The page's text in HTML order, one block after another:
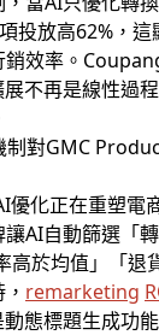
投放高62%，
效率。
不再是線性過
制對GMC
優化正在重塑電
AI自動篩選「轉
高於均值」「退
remarketing
態標題生成功